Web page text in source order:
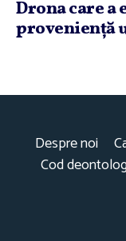
Drona care a
provenienţă
Despre noi
Cod